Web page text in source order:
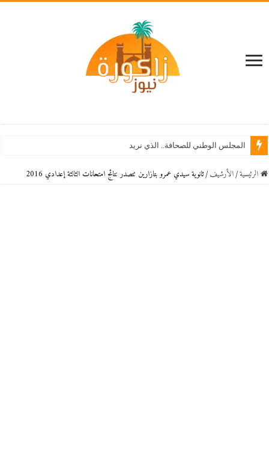
المجلس الوطني للصحافة.. الذي نريد
الرئيسية / اﻷرشيف /ثانوية سيدي عمرو بتازارين تتصدر نتائج امتحانات الثالثة إعدادي 2016